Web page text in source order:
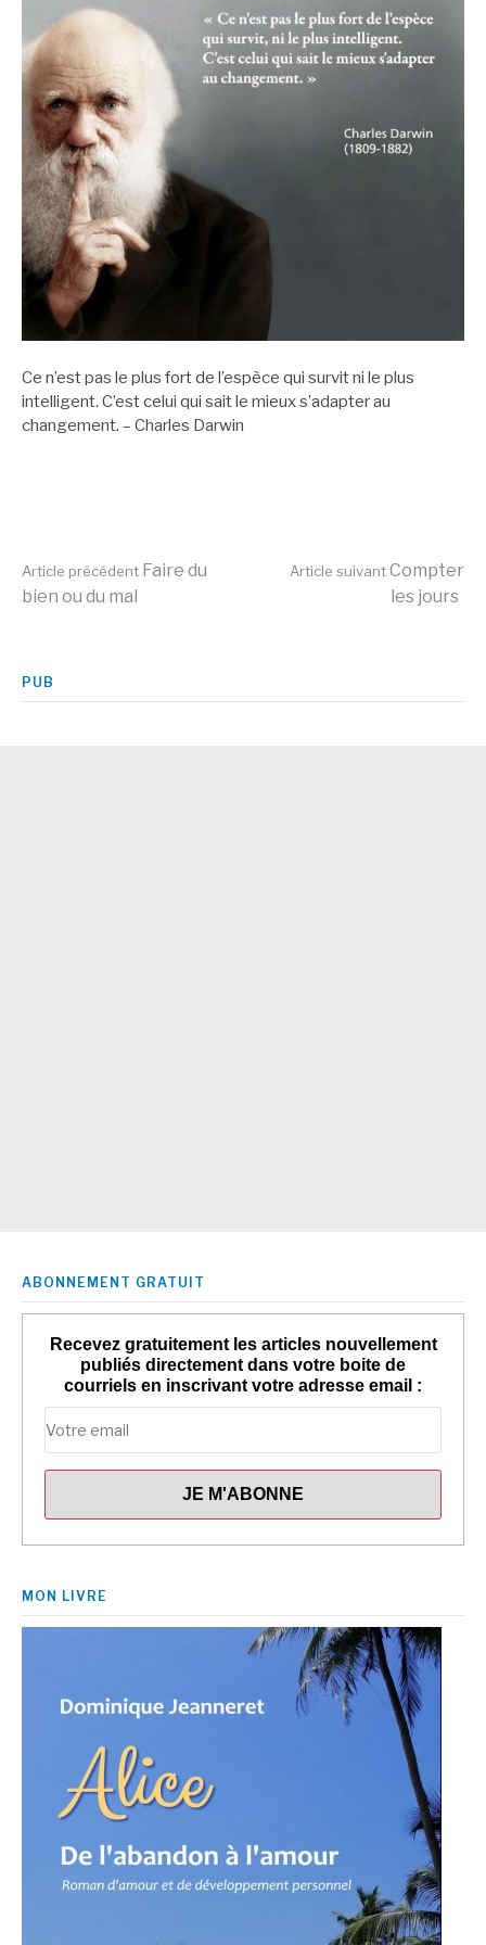
Ce n’est pas le plus fort de l’espèce qui survit ni le plus
intelligent. C’est celui qui sait le mieux s’adapter au
changement. – Charles Darwin
Lire
la
Article précédent Faire du
bien ou du mal
Article suivantCompter
les jours
PUB
ABONNEMENT GRATUIT
Recevez gratuitement les articles nouvellement
publiés directement dans votre boite de
courriels en inscrivant votre adresse email :
MON LIVRE